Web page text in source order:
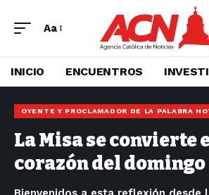
Aa
INICIO ENCUENTROS
OYENTE Y PROCLAMADOR DE LA PALABRA
La Misa se convierte
corazón del domingo